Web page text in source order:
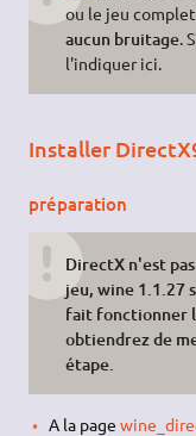
ou le jeu
aucun bruitage.
l'indiquer ici.
Installer
préparation
DirectX n'est
jeu, wine 1.1.27
fait fonctionner
obtiendrez de
étape.
A la page